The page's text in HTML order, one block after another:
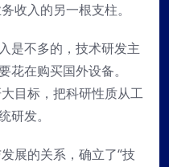
收入的另一根支柱。
是不多的，技术研发主
花在购买国外设备。
目标，把科研性质从工
研发。
展的关系，确立了“技